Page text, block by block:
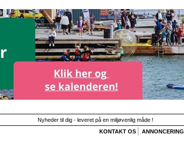
Nyheder til dig - leveret på en miljøvenlig måde !
KONTAKT OS
ANNONCERING